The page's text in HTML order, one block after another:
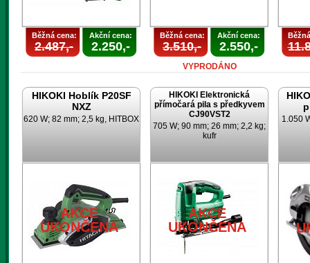
Běžná cena:
2.487,-
Akční cena:
2.250,-
Běžná cena:
3.510,-
Akční cena:
2.550,-
VYPRODÁNO
HIKOKI Hoblík P20SF
NXZ
620 W; 82 mm; 2,5 kg, HITBOX
AKCE
UKONČENA
HIKOKI Elektronická
přímočará pila s předkyvem
CJ90VST2
705 W; 90 mm; 26 mm; 2,2 kg;
kufr
AKCE
UKONČENA
1.050